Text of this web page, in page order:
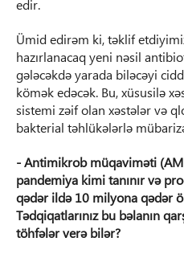
edir.
Ümid edirəm ki, təklif
hazırlanacaq yeni nəsil
gələcəkdə yarada biləcəyi
kömək edəcək. Bu, xüsusilə
sistemi zəif olan xəstələr və
bakterial təhlükələrlə
- Antimikrob müqaviməti
pandemiya kimi tanınır və
qədər ildə 10 milyona qədər
Tədqiqatlarınız bu bəlanın
töhfələr verə bilər?